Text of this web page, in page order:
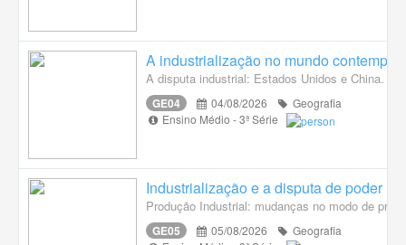
A industrialização no mundo
A disputa industrial: Estados Unidos e China.
GE04 04/08/2026
Geografia
Ensino Médio - 3ª Série
Industrialização e a disputa de poder
Produção Industrial: mudanças no modo de
GE05 05/08/2026
Geografia